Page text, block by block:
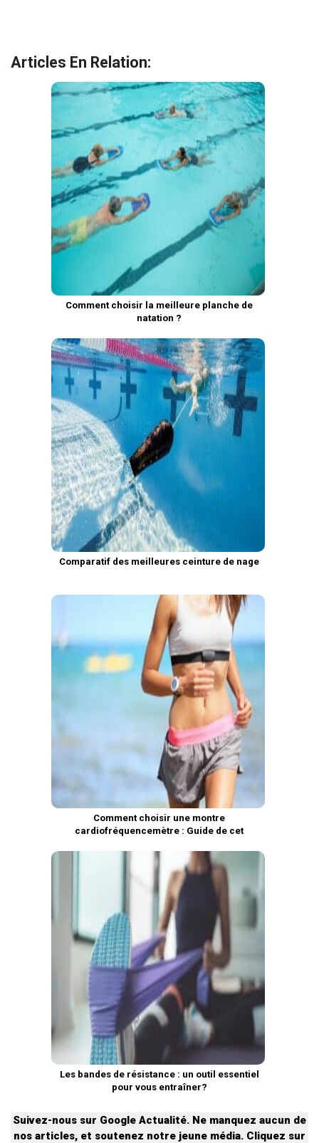
Articles En Relation:
Comment choisir la meilleure planche de
natation ?
Comparatif des meilleures ceinture de nage
Comment choisir une montre
cardiofréquencemètre : Guide de cet
Les bandes de résistance : un outil essentiel
pour vous entraîner?
Suivez-nous sur Google Actualité. Ne manquez aucun de
nos articles, et soutenez notre jeune média. Cliquez sur